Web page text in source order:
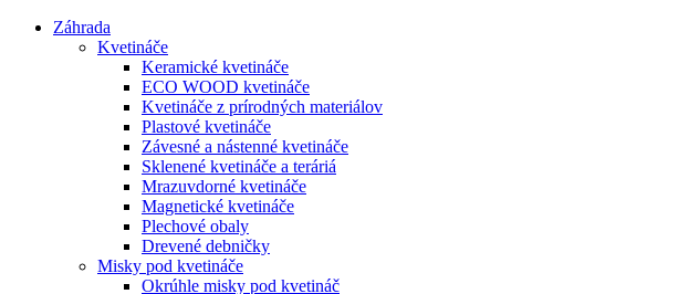
Záhrada
Kvetináče
Keramické kvetináče
ECO WOOD kvetináče
Kvetináče z prírodných materiálov
Plastové kvetináče
Závesné a nástenné kvetináče
Sklenené kvetináče a teráriá
Mrazuvdorné kvetináče
Magnetické kvetináče
Plechové obaly
Drevené debničky
Misky pod kvetináče
Okrúhle misky pod kvetináč